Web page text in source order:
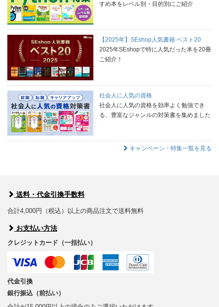
すめ本をレベル別・目的別にご紹介
【2025年】SEshop人気書籍 ベスト20
2025年SEshopで特に人気だった本を20冊
ご紹介！
社会人に人気の資格
社会人に人気の資格を効率よく勉強でき
る、豊富なジャンルの対策書を集めました
キャンペーン・特集一覧を見る
送料・代金引換手数料
合計4,000円（税込）以上の商品注文で送料無料
お支払い方法
クレジットカード（一括払い）
代金引換
銀行振込（前払い）